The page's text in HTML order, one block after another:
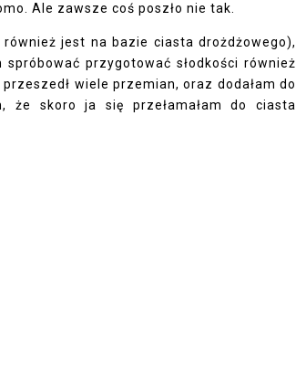
Ale zawsze coś poszło nie tak.
jest na bazie ciasta drożdżowego),
przygotować słodkości również
wiele przemian, oraz dodałam do
że skoro ja się przełamałam do ciasta